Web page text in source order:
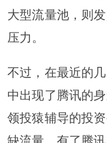
大型流量池，则
压力。
不过，在最近的
中出现了腾讯的
领投猿辅导的投